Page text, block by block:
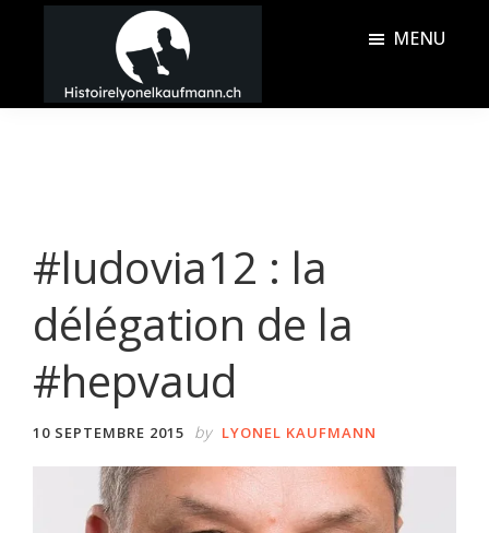
principal
barreHistoire
MENU
#ludovia12 : la
délégation de la
#hepvaud
10 SEPTEMBRE 2015 by LYONEL KAUFMANN